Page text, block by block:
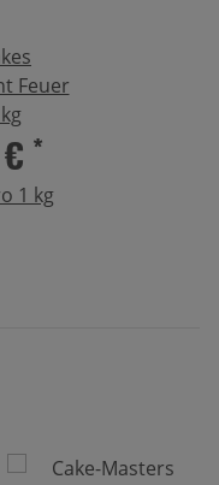
Feuer
*
1 kg